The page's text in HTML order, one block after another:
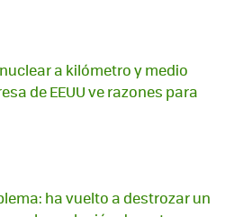
a kilómetro y medio
de EEUU ve razones para
ha vuelto a destrozar un